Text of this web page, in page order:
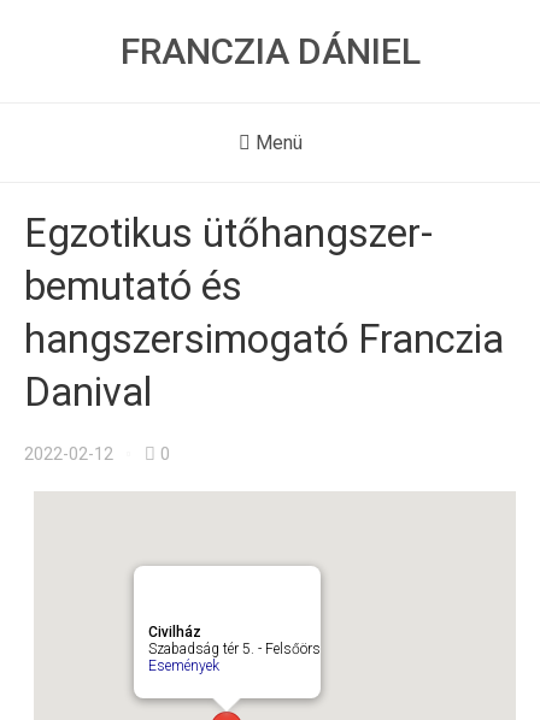
FRANCZIA DÁNIEL
Menü
Egzotikus ütőhangszer-
bemutató és
hangszersimogató Franczia
Danival
2022-02-12 0
Civilház
Szabadság tér 5. - Felsőörs
Események